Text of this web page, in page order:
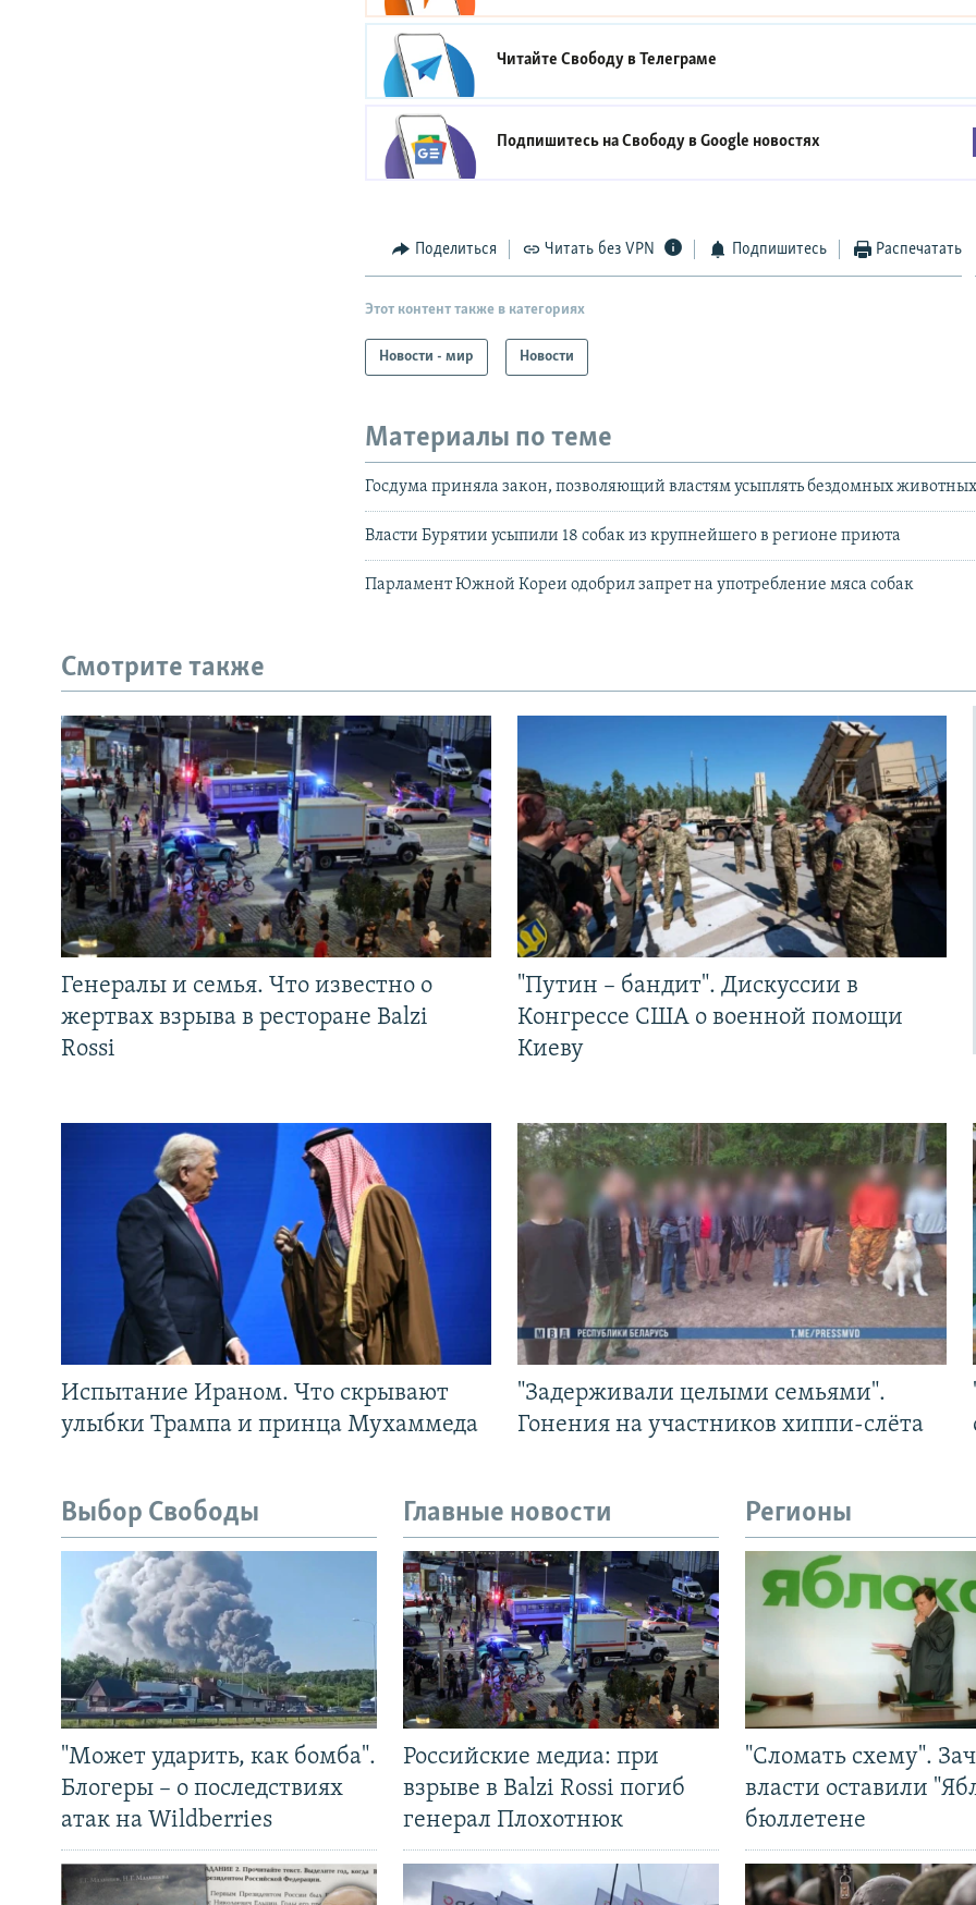
Читайте Свободу вТелеграме
Подпишитесь на Свободу вGoogle новостях
Поделиться Читать без VPN Подпишитесь Распечатать
Этот контент также в категориях
Новости - мир Новости
Материалы по теме
Госдума приняла закон, позволяющий властям усыплять бездомных
Власти Бурятии усыпили 18 собак из крупнейшего в регионе приюта
Парламент Южной Кореи одобрил запрет на употребление мяса собак
Смотрите также
Генералы и семья. Что известно о
жертвах взрыва в ресторане Balzi
Rossi
"Путин – бандит". Дискуссии в
Конгрессе США о военной помощи
Киеву
Испытание Ираном. Что скрывают
улыбки Трампа и принца Мухаммеда
"Задерживали целыми семьями".
Гонения на участников хиппи-слёта
Выбор Свободы
"Может ударить, как бомба".
Блогеры – о последствиях
атак на Wildberries
Главные новости
Российские медиа: при
взрыве в Balzi Rossi погиб
генерал Плохотнюк
Регионы
"Сломать схему".
власти оставили
бюллетене